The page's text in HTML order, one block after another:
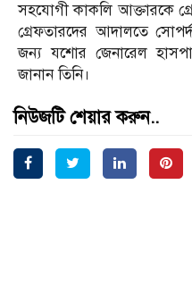
সহযোগী কাকলি আক্তারকে
গ্রেফতারদের আদালতে
জন্য যশোর জেনারেল
জানান তিনি।
নিউজটি শেয়ার করুন..